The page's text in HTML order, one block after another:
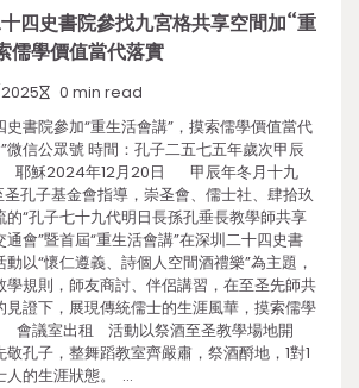
四史書院參找九宮格共享空間加“重
儒學價值當代落實
0 min read
書院參加“重生活會講”，摸索儒學價值當代
微信公眾號 時間：孔子二五七五年歲次甲辰
穌2024年12月20日 甲辰年冬月十九
圣孔子基金會指導，崇圣會、儒士社、肆拾玖
“孔子七十九代明日長孫孔垂長教學師共享
會”暨首屆“重生活會講”在深圳二十四史書
以“懷仁遵義、詩個人空間酒禮樂”為主題，
學規則，師友商討、伴侶講習，在至圣先師共
見證下，展現傳統儒士的生涯風華，摸索儒學
議室出租 活動以祭酒至圣教學場地開
孔子，整舞蹈教室齊嚴肅，祭酒酹地，1對1
人的生涯狀態。 …